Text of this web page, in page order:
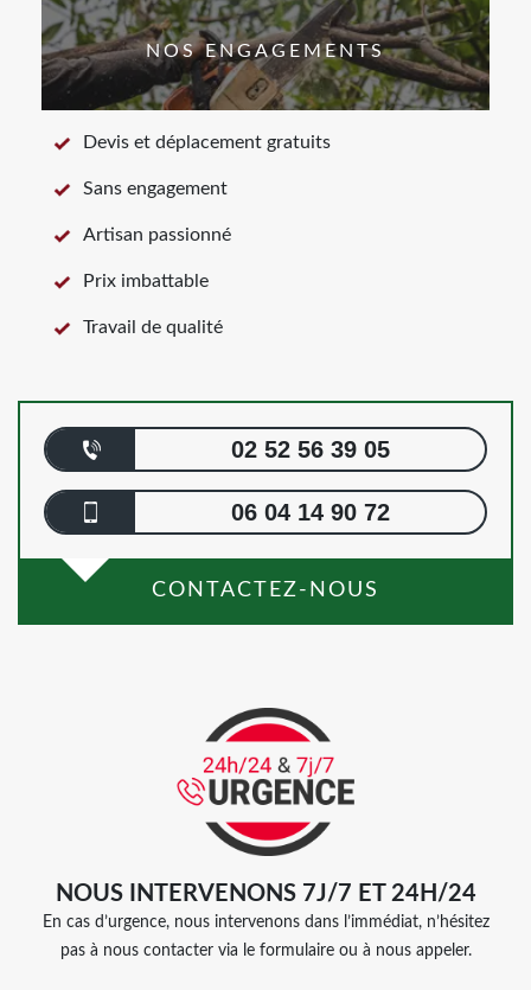
NOS ENGAGEMENTS
Devis et déplacement gratuits
Sans engagement
Artisan passionné
Prix imbattable
Travail de qualité
02 52 56 39 05
06 04 14 90 72
CONTACTEZ-NOUS
NOUS INTERVENONS 7J/7 ET 24H/24
En cas d’urgence, nous intervenons dans l’immédiat, n’hésitez
pas à nous contacter via le formulaire ou à nous appeler.